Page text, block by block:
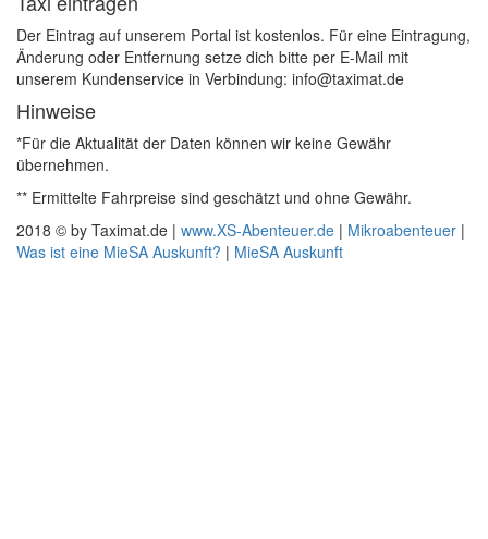
Der Eintrag auf unserem Portal ist kostenlos. Für eine Eintragung,
Änderung oder Entfernung setze dich bitte per E-Mail mit
unserem Kundenservice in Verbindung: info@taximat.de
Hinweise
*Für die Aktualität der Daten können wir keine Gewähr
übernehmen.
** Ermittelte Fahrpreise sind geschätzt und ohne Gewähr.
2018 © by Taximat.de | www.XS-Abenteuer.de | Mikroabenteuer |
Was ist eine MieSA Auskunft? | MieSA Auskunft